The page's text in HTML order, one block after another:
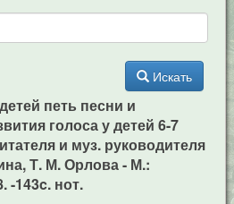
Искать
петь песни и
голоса у детей 6-7
и муз. руководителя
Т. М. Орлова - М.:
-143c. нот.